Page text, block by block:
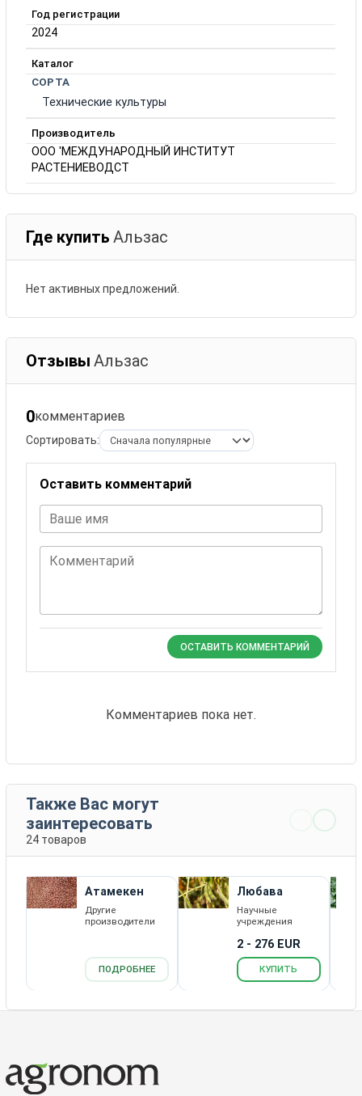
Год регистрации
2024
Каталог
СОРТА
Технические культуры
Производитель
ООО 'МЕЖДУНАРОДНЫЙ ИНСТИТУТ
РАСТЕНИЕВОДСТ
Где купить Альзас
Нет активных предложений.
Отзывы Альзас
0комментариев
Сортировать:
Оставить комментарий
Ваше имя
Комментарий
ОСТАВИТЬ КОММЕНТАРИЙ
Комментариев пока нет.
Также Вас могут
заинтересовать
24 товаров
Атамекен
Другие
производители
ПОДРОБНЕЕ
Любава
Научные
учреждения
2 - 276 EUR
КУПИТЬ